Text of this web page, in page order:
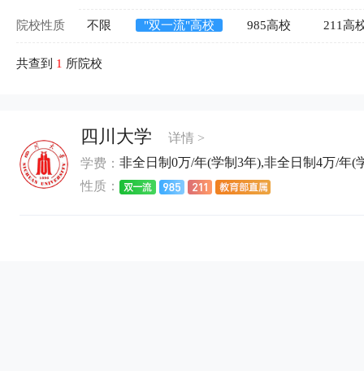
院校性质 不限 "双一流"高校 985高校 211高
共查到 1 所院校
四川大学
详情 >
学费： 非全日制0万/年(学制3年),非全日制4万/年(
性质：